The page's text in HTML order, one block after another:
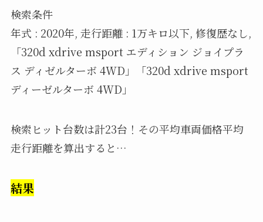
検索条件
年式 : 2020年, 走行距離 : 1万キロ以下, 修復歴なし,
「320d xdrive msport エディション ジョイプラ
ス ディゼルターボ 4WD」「320d xdrive msport
ディーゼルターボ 4WD」
検索ヒット台数は計23台！その平均車両価格平均
走行距離を算出すると…
結果